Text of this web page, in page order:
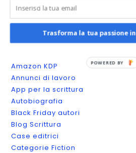
Settembre 2022
Agosto 2022
Categories
Amazon KDP
Annunci di lavoro
App per la scrittura
Autobiografia
Black Friday autori
Blog Scrittura
Case editrici
Categorie Fiction
Trasforma la tua passione
POWERED BY